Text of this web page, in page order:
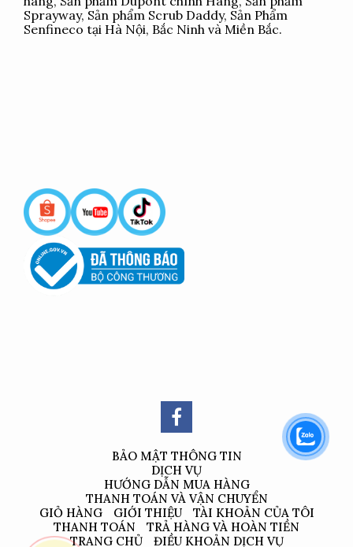
Sprayway, Sản phẩm Scrub Daddy, Sản Phẩm
Senfineco tại Hà Nội, Bắc Ninh và Miền Bắc.
BẢO MẬT THÔNG TIN
DỊCH VỤ
HƯỚNG DẪN MUA HÀNG
THANH TOÁN VÀ VẬN CHUYỂN
GIỎ HÀNG
GIỚI THIỆU
TÀI KHOẢN CỦA TÔI
THANH TOÁN
TRẢ HÀNG VÀ HOÀN TIỀN
TRANG CHỦ
ĐIỀU KHOẢN DỊCH VỤ